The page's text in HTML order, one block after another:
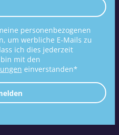
personenbezogenen
um werbliche E-Mails zu
ich dies jederzeit
mit den
einverstanden*